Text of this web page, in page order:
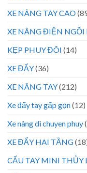
XE NÂNG TAY CAO
XE NÂNG ĐIỆN NGỒI
KẸP PHUY ĐÔI (14)
XE ĐẨY(36)
XE NÂNG TAY(212)
Xe đẩy tay gấp gọn(12)
Xe nâng di chuyen phuy
XE ĐẨY HAI TẦNG
CẨU TAY MINI THỦY